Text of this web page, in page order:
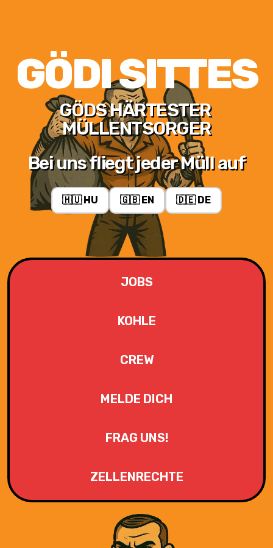
GÖDI SITTES
GÖDS HÄRTESTER
MÜLLENTSORGER
Bei uns fliegt jeder Müll auf
🇭🇺 HU 🇬🇧 EN 🇩🇪 DE
JOBS
KOHLE
CREW
MELDE DICH
FRAG UNS!
ZELLENRECHTE